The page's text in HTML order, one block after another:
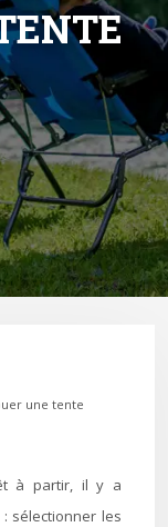
une tente
sélectionner les